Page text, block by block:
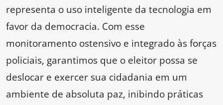
representa o uso inteligente da tecnologia em
favor da democracia. Com esse
monitoramento ostensivo e integrado às forças
policiais, garantimos que o eleitor possa se
deslocar e exercer sua cidadania em um
ambiente de absoluta paz, inibindo práticas